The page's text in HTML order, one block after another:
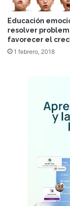
Educación
resolver
favorecer el
1 febrero, 2018